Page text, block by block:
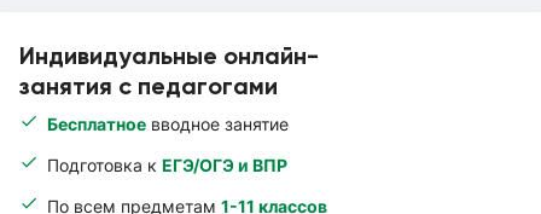
Индивидуальные онлайн-
занятия с педагогами
Бесплатное вводное занятие
Подготовка к ЕГЭ/ОГЭ и ВПР
По всем предметам 1-11 классов